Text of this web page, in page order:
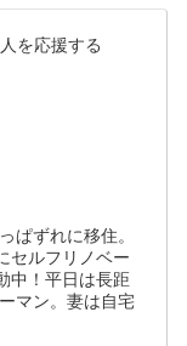
を応援する
ぱずれに移住。
セルフリノベー
中！平日は長距
マン。妻は自宅